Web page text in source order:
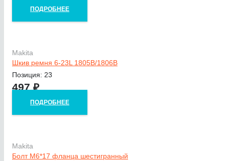
ПОДРОБНЕЕ
Makita
Шкив ремня 6-23L 1805B/1806B
Позиция: 23
497₽
ПОДРОБНЕЕ
Makita
Болт M6*17 фланца шестигранный